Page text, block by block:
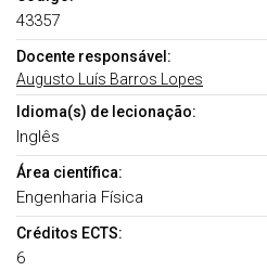
43357
Docente responsável:
Augusto Luís Barros Lopes
Idioma(s) de lecionação:
Inglês
Área científica:
Engenharia Física
Créditos ECTS:
6